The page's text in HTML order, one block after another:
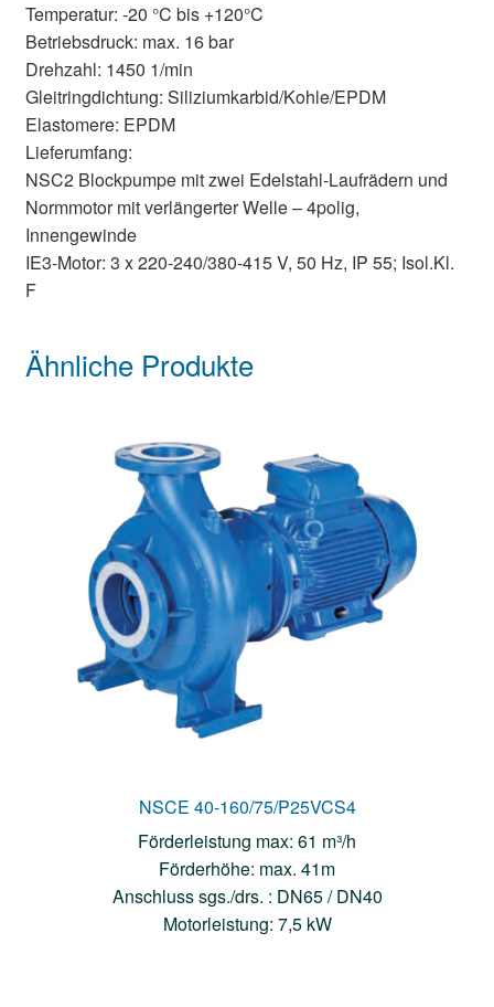
Temperatur: -20 °C bis +120°C
Betriebsdruck: max. 16 bar
Drehzahl: 1450 1/min
Gleitringdichtung: Siliziumkarbid/Kohle/EPDM
Elastomere: EPDM
Lieferumfang:
NSC2 Blockpumpe mit zwei Edelstahl-Laufrädern und
Normmotor mit verlängerter Welle – 4polig,
Innengewinde
IE3-Motor: 3 x 220-240/380-415 V, 50 Hz, IP 55; Isol.Kl.
F
Ähnliche Produkte
NSCE 40-160/75/P25VCS4
Förderleistung max: 61 m³/h
Förderhöhe: max. 41m
Anschluss sgs./drs. : DN65 / DN40
Motorleistung: 7,5 kW